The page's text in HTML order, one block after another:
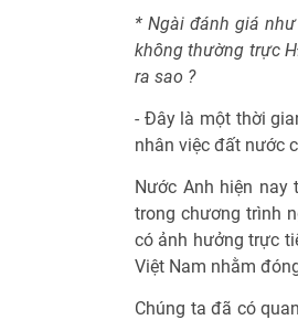
* Ngài đánh giá
không thường trực
ra sao ?
- Đây là một thời
nhân việc đất nước
Nước Anh hiện nay
trong chương trình
có ảnh hưởng trực
Việt Nam nhằm
Chúng ta đã có